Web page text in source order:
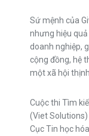
Sứ mệnh của
nhưng hiệu
doanh nghiệp,
cộng đồng, hệ
một xã hội
Cuộc thi Tìm
(Viet
Cục Tin học